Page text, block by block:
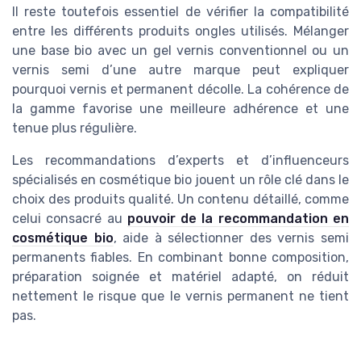
Il reste toutefois essentiel de vérifier la compatibilité
entre les différents produits ongles utilisés. Mélanger
une base bio avec un gel vernis conventionnel ou un
vernis semi d’une autre marque peut expliquer
pourquoi vernis et permanent décolle. La cohérence de
la gamme favorise une meilleure adhérence et une
tenue plus régulière.
Les recommandations d’experts et d’influenceurs
spécialisés en cosmétique bio jouent un rôle clé dans le
choix des produits qualité. Un contenu détaillé, comme
celui consacré au pouvoir de la recommandation en
cosmétique bio, aide à sélectionner des vernis semi
permanents fiables. En combinant bonne composition,
préparation soignée et matériel adapté, on réduit
nettement le risque que le vernis permanent ne tient
pas.